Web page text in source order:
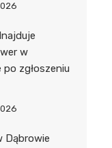
w
po zgłoszeniu
Dąbrowie